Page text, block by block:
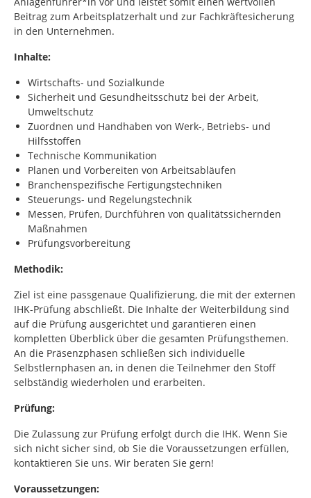
Beitrag zum Arbeitsplatzerhalt und zur Fachkräftesicherung
in den Unternehmen.
Inhalte:
Wirtschafts- und Sozialkunde
Sicherheit und Gesundheitsschutz bei der Arbeit,
Umweltschutz
Zuordnen und Handhaben von Werk-, Betriebs- und
Hilfsstoffen
Technische Kommunikation
Planen und Vorbereiten von Arbeitsabläufen
Branchenspezifische Fertigungstechniken
Steuerungs- und Regelungstechnik
Messen, Prüfen, Durchführen von qualitätssichernden
Maßnahmen
Prüfungsvorbereitung
Methodik:
Ziel ist eine passgenaue Qualifizierung, die mit der externen
IHK-Prüfung abschließt. Die Inhalte der Weiterbildung sind
auf die Prüfung ausgerichtet und garantieren einen
kompletten Überblick über die gesamten Prüfungsthemen.
An die Präsenzphasen schließen sich individuelle
Selbstlernphasen an, in denen die Teilnehmer den Stoff
selbständig wiederholen und erarbeiten.
Prüfung:
Die Zulassung zur Prüfung erfolgt durch die IHK. Wenn Sie
sich nicht sicher sind, ob Sie die Voraussetzungen erfüllen,
kontaktieren Sie uns. Wir beraten Sie gern!
Voraussetzungen: